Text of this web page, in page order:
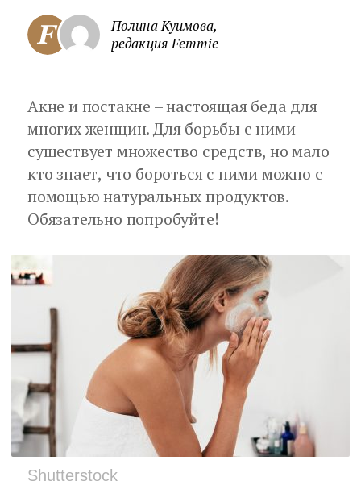
Полина Куимова,
редакция Femmie
Акне и постакне – настоящая беда для
многих женщин. Для борьбы с ними
существует множество средств, но мало
кто знает, что бороться с ними можно с
помощью натуральных продуктов.
Обязательно попробуйте!
Shutterstock